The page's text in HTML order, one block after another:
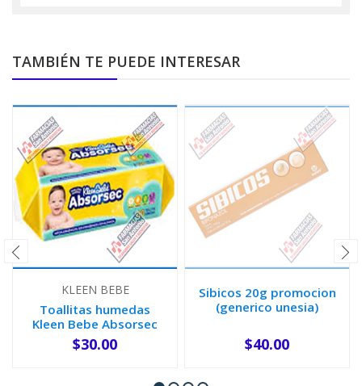
TAMBIÉN TE PUEDE INTERESAR
KLEEN BEBE
Toallitas humedas
Kleen Bebe Absorsec
120 toall...
+
$30.00
Sibicos 20g promocion
(generico unesia)
AGOTADO
$40.00